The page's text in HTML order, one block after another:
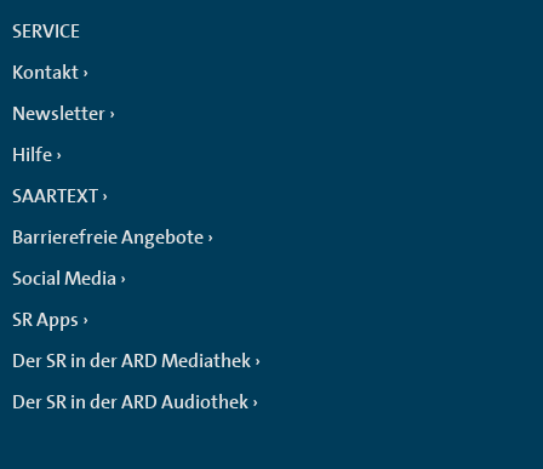
SERVICE
Kontakt
Newsletter
Hilfe
SAARTEXT
Barrierefreie Angebote
Social Media
SR Apps
Der SR in der ARD Mediathek
Der SR in der ARD Audiothek